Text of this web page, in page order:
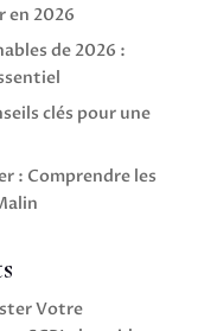
en 2026
de 2026 :
clés pour une
: Comprendre les
Votre